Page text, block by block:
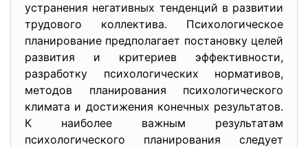
устранения негативных тенденций в развитии
трудового коллектива. Психологическое
планирование предполагает постановку целей
развития и критериев эффективности,
разработку психологических нормативов,
методов планирования психологического
климата и достижения конечных результатов.
К наиболее важным результатам
психологического планирования следует